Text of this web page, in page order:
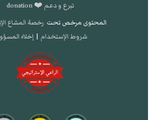
تبرع و دعم ❤️ donation
المحتوى مرخص تحت رخصة المشاع
شروط الإستخدام | إخلاء